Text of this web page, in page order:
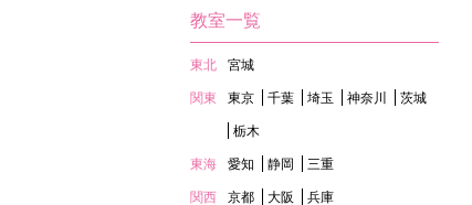
教室一覧
東北
宮城
関東
東京 千葉 埼玉 神奈川
茨城
栃木
東海
愛知 静岡
三重
関西
京都 大阪
兵庫